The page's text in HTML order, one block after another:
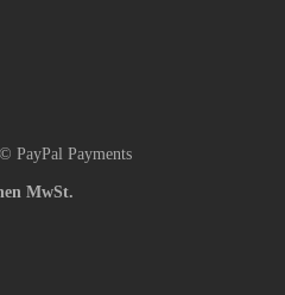
PayPal Payments
MwSt.